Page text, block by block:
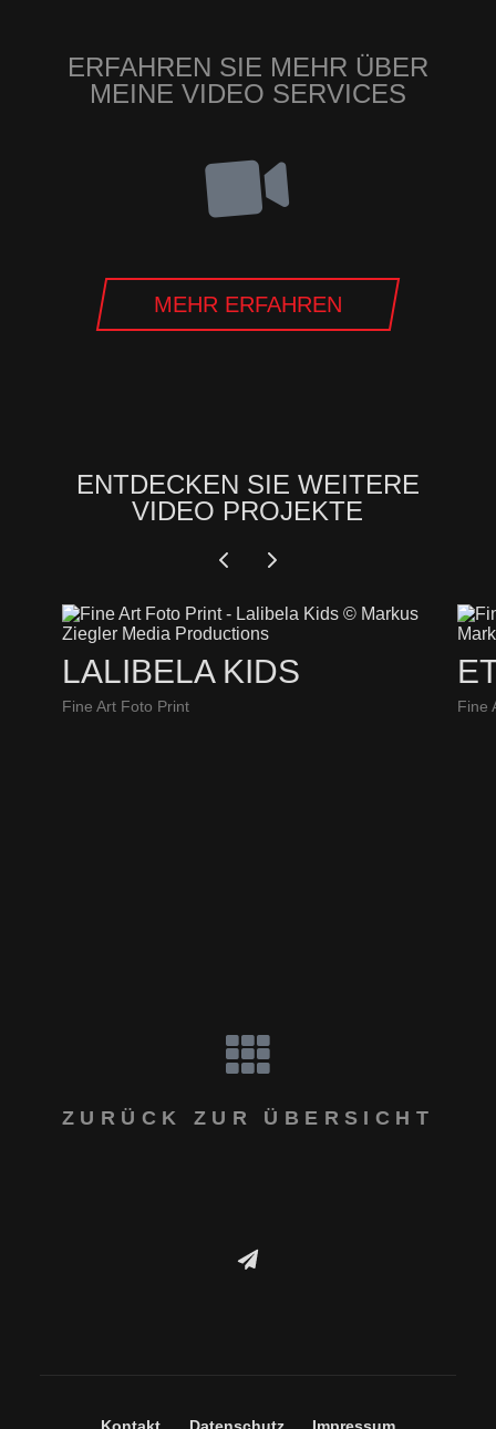
ERFAHREN SIE MEHR ÜBER
MEINE VIDEO SERVICES
MEHR ERFAHREN
ENTDECKEN SIE WEITERE
VIDEO PROJEKTE
LALIBELA KIDS
Fine Art Foto Print Fine
ZURÜCK ZUR ÜBERSICHT